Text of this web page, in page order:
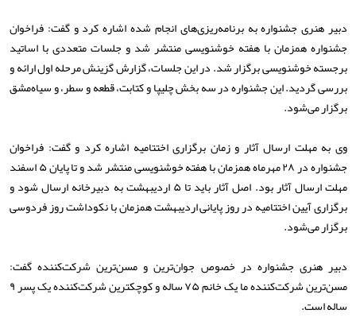
دبیر هنری جشنواره به برنامه‌ریزی‌های انجام شده اشاره کرد و گفت: فراخوان
جشنواره همزمان با هفته خوشنویسی منتشر شد و جلسات متعددی با اساتید
برجسته خوشنویسی برگزار شد. در این جلسات، گزارش گزینش مرحله اول ارائه و
بررسی گردید. این جشنواره در سه بخش چلیپا و کتابت، قطعه و سطر، و سیاه‌مشق
برگزار می‌شود.
وی به مهلت ارسال آثار و زمان برگزاری اختتامیه اشاره کرد و گفت: فراخوان
جشنواره در ۲۸ مهرماه همزمان با هفته خوشنویسی منتشر شد و تا پایان ۵ اسفند
مهلت ارسال آثار بود. اصل آثار باید تا ۵ اردیبهشت به دبیرخانه ارسال شود و
برگزاری آیین اختتامیه در روز پایانی اردیبهشت همزمان با نکوداشت روز فردوسی
برگزار می‌شود.
دبیر هنری جشنواره در خصوص جوان‌ترین و مسن‌ترین شرکت‌کننده گفت:
مسن‌ترین شرکت‌کننده ما یک خانم ۷۵ ساله و کوچکترین شرکت‌کننده یک پسر ۹
ساله است.